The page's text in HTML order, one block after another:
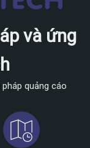
và ứng
quảng cáo